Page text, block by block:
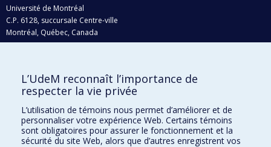
Université de Montréal
C.P. 6128, succursale Centre-ville
Montréal, Québec, Canada
H3C 3J7
Qui fait quoi?
Nous trouver
Plan du site
L’UdeM reconnaît l’importance de
respecter la vie privée
L’utilisation de témoins nous permet d’améliorer et de
personnaliser votre expérience Web. Certains témoins
sont obligatoires pour assurer le fonctionnement et la
sécurité du site Web, alors que d’autres enregistrent vos